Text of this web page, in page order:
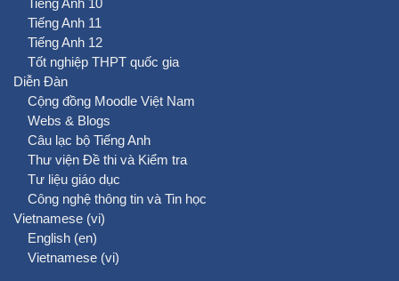
Tiếng Anh 10
Tiếng Anh 11
Tiếng Anh 12
Tốt nghiệp THPT quốc gia
Diễn Đàn
Cộng đồng Moodle Việt Nam
Webs & Blogs
Câu lạc bộ Tiếng Anh
Thư viện Đề thi và Kiểm tra
Tư liệu giáo dục
Công nghệ thông tin và Tin học
Vietnamese ‎(vi)‎
English ‎(en)‎
Vietnamese ‎(vi)‎